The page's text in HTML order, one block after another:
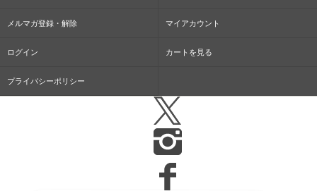
メルマガ登録・解除 マイアカウント
ログイン カートを見る
プライバシーポリシー